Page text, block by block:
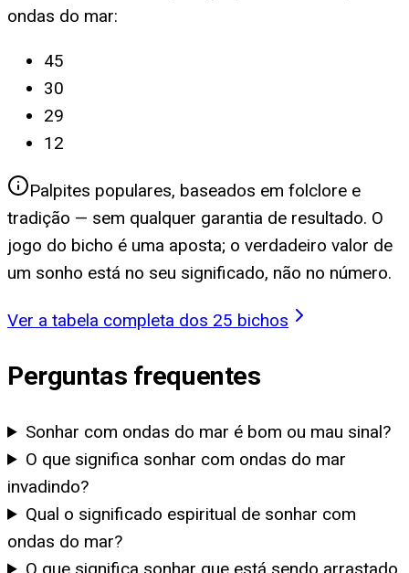
ondas do mar:
45
30
29
12
Palpites populares, baseados em folclore e
tradição — sem qualquer garantia de resultado. O
jogo do bicho é uma aposta; o verdadeiro valor de
um sonho está no seu significado, não no número.
Ver a tabela completa dos 25 bichos
Perguntas frequentes
Sonhar com ondas do mar é bom ou mau sinal?
O que significa sonhar com ondas do mar
invadindo?
Qual o significado espiritual de sonhar com
ondas do mar?